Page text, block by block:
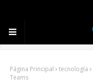
Página Principal tecnología
Teams